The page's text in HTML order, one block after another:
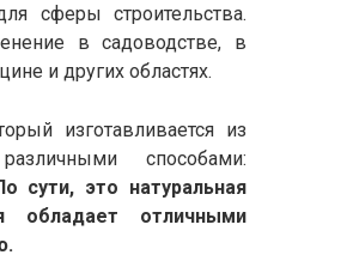
сферы строительства.
в садоводстве, в
и других областях.
изготавливается из
способами:
сути, это натуральная
обладает отличными